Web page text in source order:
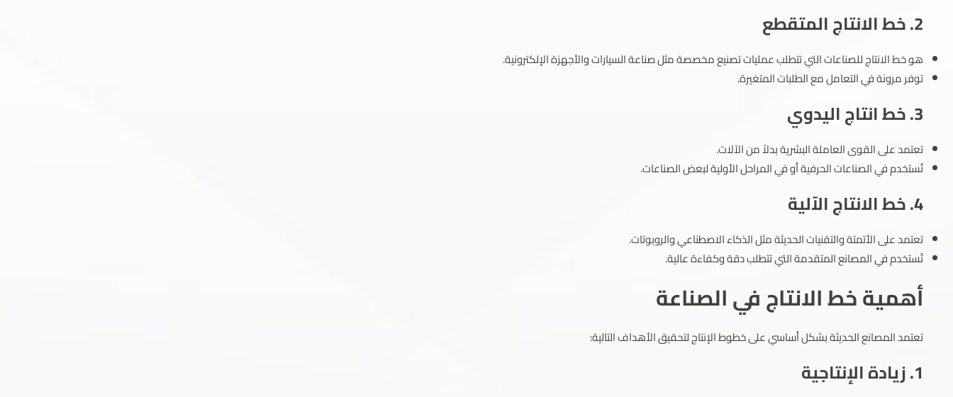
2. خط الانتاج المتقطع
هو خط الانتاج للصناعات التي تتطلب عمليات تصنيع مخصصة مثل صناعة السيارات والأجهزة الإلكترونية.
توفر مرونة في التعامل مع الطلبات المتغيرة.
3. خط انتاج اليدوي
تعتمد على القوى العاملة البشرية بدلاً من الآلات.
تُستخدم في الصناعات الحرفية أو في المراحل الأولية لبعض الصناعات.
4. خط الانتاج الآلية
تعتمد على الأتمتة والتقنيات الحديثة مثل الذكاء الاصطناعي والروبوتات.
تُستخدم في المصانع المتقدمة التي تتطلب دقة وكفاءة عالية.
أهمية خط الانتاج في الصناعة
تعتمد المصانع الحديثة بشكل أساسي على خطوط الإنتاج لتحقيق الأهداف التالية:
1. زيادة الإنتاجية